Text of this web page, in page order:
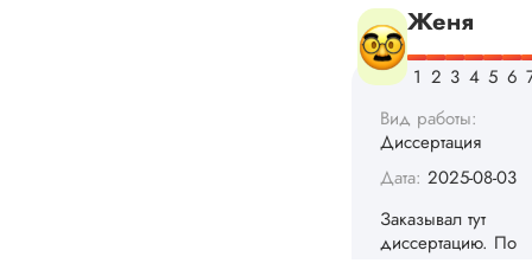
Заказывал тут
диссертацию. По
срокам и
внушительно, но
выхода не
не успел бы
самостоятельно.
Понравилось то,
менеджер
держал меня в